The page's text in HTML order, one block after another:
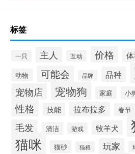
标签
一只 主人 互动 价格
动物 可能会 品牌 品种
宠物店 宠物狗 家庭 小
性格 技能 拉布拉多 春节
毛发 清洁 游戏 牧羊犬
猫咪 猫砂 猫粮 玩家